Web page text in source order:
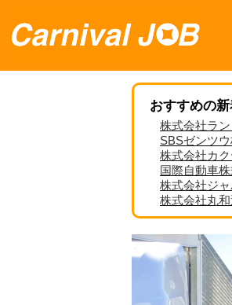
おすすめの新
株式会社ラ
SBSゼンツ
株式会社カ
国際自動車
株式会社ジ
株式会社丸